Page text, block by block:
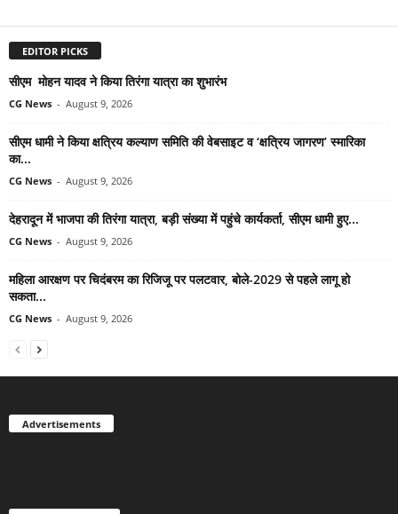
EDITOR PICKS
सीएम मोहन यादव ने किया तिरंगा यात्रा का शुभारंभ
CG News - August 9, 2026
सीएम धामी ने किया क्षत्रिय कल्याण समिति की वेबसाइट व ‘क्षत्रिय जागरण’ स्मारिका
का...
CG News - August 9, 2026
देहरादून में भाजपा की तिरंगा यात्रा, बड़ी संख्या में पहुंचे कार्यकर्ता, सीएम धामी हुए...
CG News - August 9, 2026
महिला आरक्षण पर चिदंबरम का रिजिजू पर पलटवार, बोले-2029 से पहले लागू हो
सकता...
CG News - August 9, 2026
Advertisements